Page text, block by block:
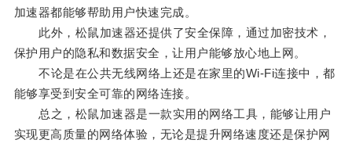
加速器都能够帮助用户快速完成。
此外，松鼠加速器还提供了安全保障，通过加密技术，
保护用户的隐私和数据安全，让用户能够放心地上网。
不论是在公共无线网络上还是在家里的Wi-Fi连接中，都
能够享受到安全可靠的网络连接。
总之，松鼠加速器是一款实用的网络工具，能够让用户
实现更高质量的网络体验，无论是提升网络速度还是保护网